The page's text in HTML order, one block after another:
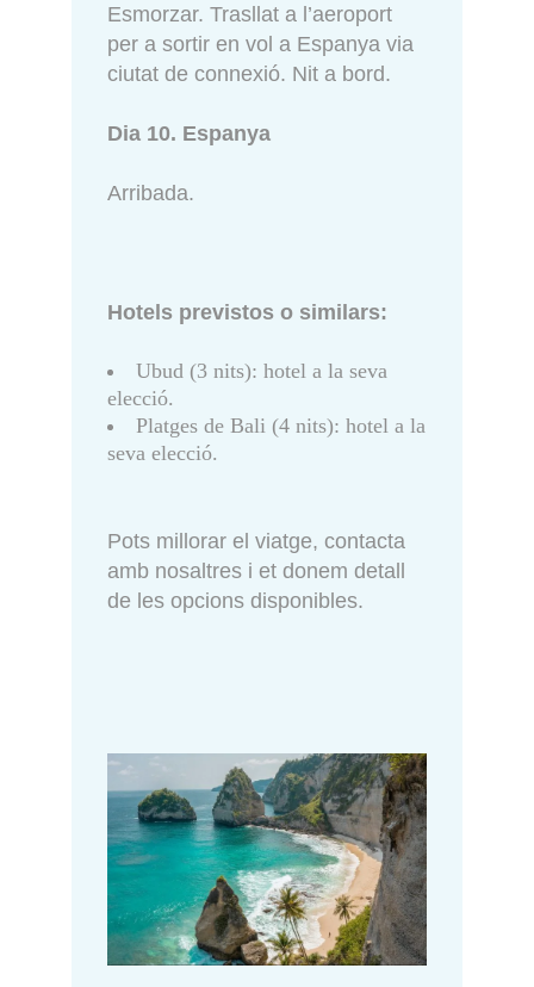
Esmorzar. Trasllat a l’aeroport
per a sortir en vol a Espanya via
ciutat de connexió. Nit a bord.
Dia 10. Espanya
Arribada.
Hotels previstos o similars:
Ubud (3 nits): hotel a la seva
elecció.
Platges de Bali (4 nits): hotel a la
seva elecció.
Pots millorar el viatge, contacta
amb nosaltres i et donem detall
de les opcions disponibles.